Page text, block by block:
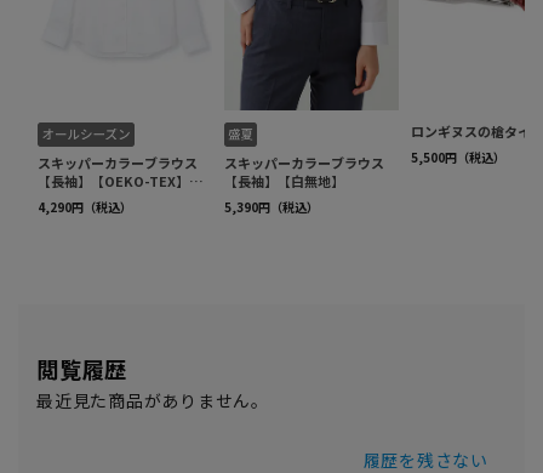
閲覧履歴
最近見た商品がありません。
履歴を残さない